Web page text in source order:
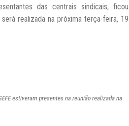
das centrais sindicais, ficou
realizada na próxima terça-feira, 19
estiveram presentes na reunião realizada na